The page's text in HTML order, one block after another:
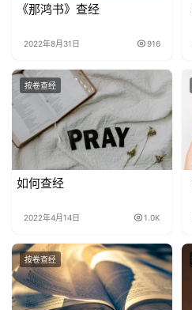
应
于
我
们
《那鸿书》查经
2022年8月31日 916
按卷查经
如何查经
2022年4月14日 1.0K
按卷查经